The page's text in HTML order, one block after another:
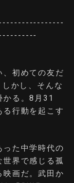
初めての友だ
かし、そんな
る。8月31
行動を起こす
た中学時代の
界で感じる孤
画だ。武田か